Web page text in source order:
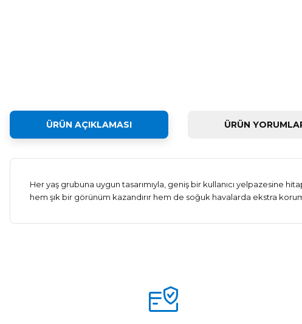
ÜRÜN AÇIKLAMASI ÜRÜN
Her yaş grubuna uygun tasarımıyla, geniş bir kullanıcı yelpazesine
hem şık bir görünüm kazandırır hem de soğuk havalarda ekstra